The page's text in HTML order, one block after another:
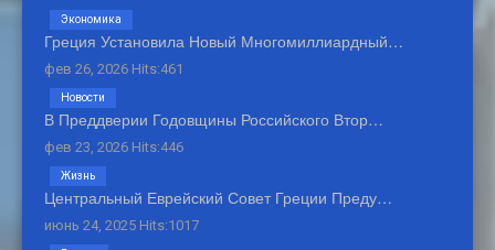
Греция Установила Новый Многомиллиардный…
фев 26, 2026 Hits:461
Экономика
В Преддверии Годовщины Российского Втор…
фев 23, 2026 Hits:446
Новости
Центральный Еврейский Совет Греции Преду…
июнь 24, 2025 Hits:1017
Жизнь